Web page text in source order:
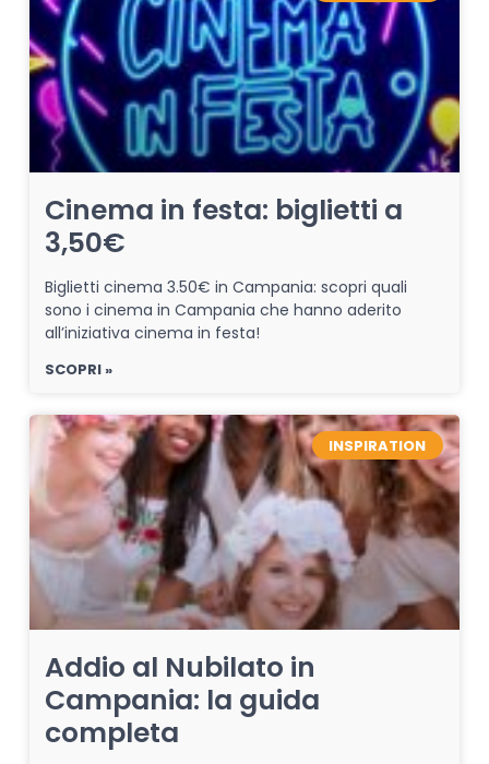
Cinema in festa: biglietti a
3,50€
Biglietti cinema 3.50€ in Campania: scopri quali
sono i cinema in Campania che hanno aderito
all’iniziativa cinema in festa!
SCOPRI »
INSPIRATION
Addio al Nubilato in
Campania: la guida
completa